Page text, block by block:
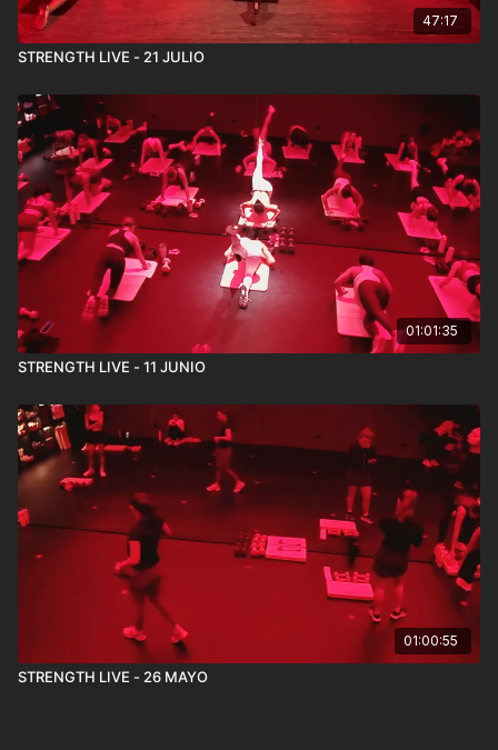
47:17
STRENGTH LIVE - 21 JULIO
01:01:35
STRENGTH LIVE - 11 JUNIO
01:00:55
STRENGTH LIVE - 26 MAYO